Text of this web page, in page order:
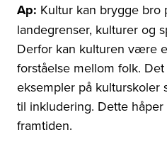
Ap: Kultur kan brygge bro
landegrenser, kulturer og
Derfor kan kulturen være
forståelse mellom folk.
eksempler på kulturskoler
til inkludering. Dette
framtiden.